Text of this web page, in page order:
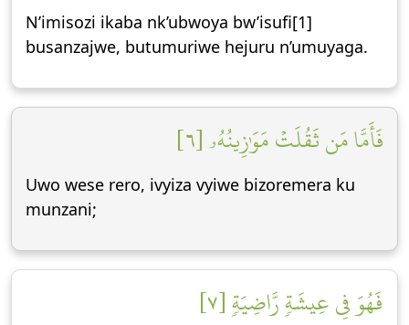
N’imisozi ikaba nk’ubwoya bw’isufi[1]
busanzajwe, butumuriwe hejuru n’umuyaga.
فَأَمَّا مَن ثَقُلَتۡ مَوَٰزِينُهُۥ [٦]
Uwo wese rero, ivyiza vyiwe bizoremera ku
munzani;
فَهُوَ فِي عِيشَةٖ رَّاضِيَةٖ [٧]